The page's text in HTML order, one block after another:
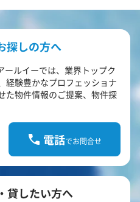
探しの方へ
ールイーでは、業界トップク
経験豊かなプロフェッショナ
た物件情報のご提案、物件探
電話でお問合せ
貸したい方へ